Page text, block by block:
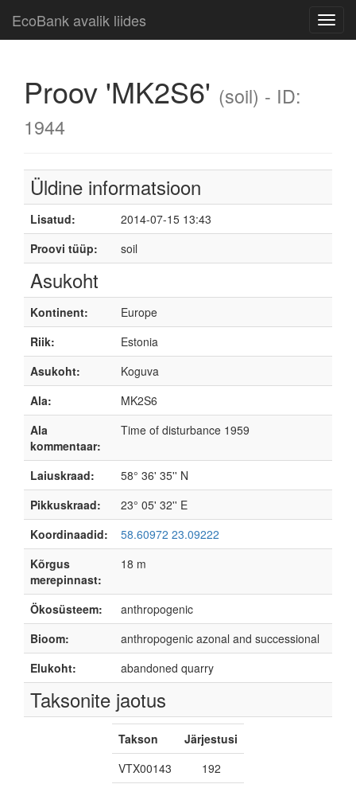
EcoBank avalik liides
Proov 'MK2S6' (soil) - ID:
1944
Üldine informatsioon
Lisatud:
2014-07-15 13:43
Proovi tüüp:
soil
Asukoht
Kontinent:
Europe
Riik:
Estonia
Asukoht:
Koguva
Ala:
MK2S6
Ala
kommentaar:
Time of disturbance 1959
Laiuskraad:
58° 36' 35'' N
Pikkuskraad:
23° 05' 32'' E
Koordinaadid:
58.60972 23.09222
Kõrgus
merepinnast:
18 m
Ökosüsteem:
anthropogenic
Bioom:
anthropogenic azonal and successional
Elukoht:
abandoned quarry
Taksonite jaotus
Takson
Järjestusi
VTX00143
192